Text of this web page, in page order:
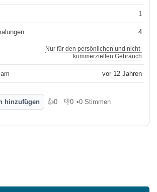
1
4
Nur für den persönlichen und nicht-
kommerziellen Gebrauch
vor 12 Jahren
hinzufügen 👍0
Gefällt mir
👎0
Gefällt mir nicht
•0 Stimmen